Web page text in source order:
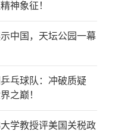
神象征！
中国，天坛公园一幕
乓球队：冲破质疑
之巅！
大学教授评美国关税政